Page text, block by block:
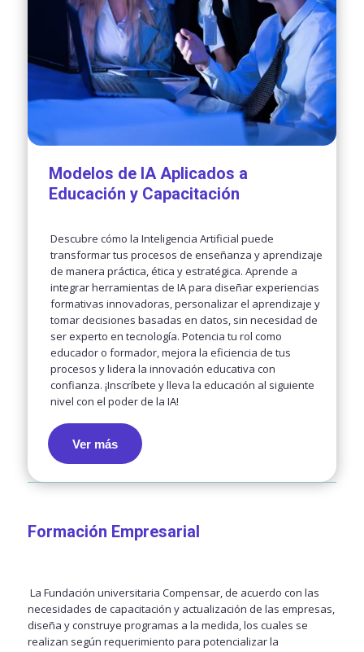
Modelos de IA Aplicados a
Educación y Capacitación
Descubre cómo la Inteligencia Artificial puede
transformar tus procesos de enseñanza y aprendizaje
de manera práctica, ética y estratégica. Aprende a
integrar herramientas de IA para diseñar experiencias
formativas innovadoras, personalizar el aprendizaje y
tomar decisiones basadas en datos, sin necesidad de
ser experto en tecnología. Potencia tu rol como
educador o formador, mejora la eficiencia de tus
procesos y lidera la innovación educativa con
confianza. ¡Inscríbete y lleva la educación al siguiente
nivel con el poder de la IA!
Ver más
Formación Empresarial
La Fundación universitaria Compensar, de acuerdo con las
necesidades de capacitación y actualización de las empresas,
diseña y construye programas a la medida, los cuales se
realizan según requerimiento para potencializar la